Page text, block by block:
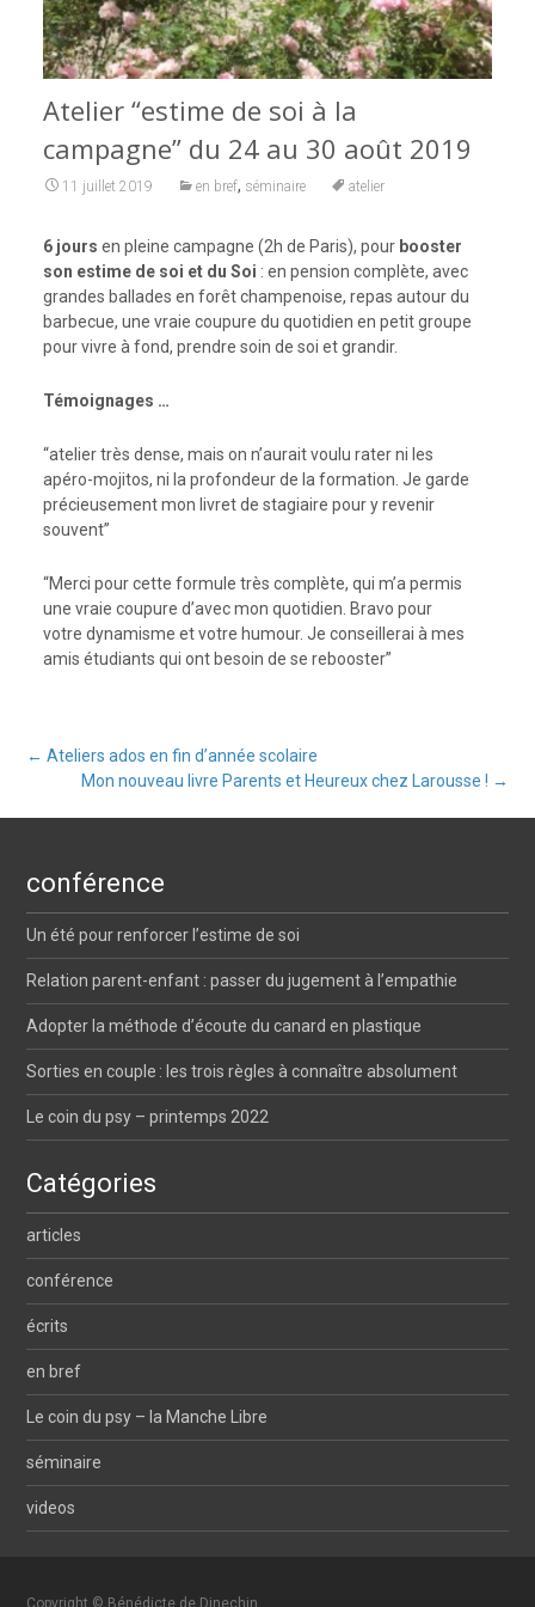
Atelier “estime de soi à la
campagne” du 24 au 30 août 2019
11 juillet 2019 en bref, séminaire atelier
6 jours en pleine campagne (2h de Paris), pour booster
son estime de soi et du Soi : en pension complète, avec
grandes ballades en forêt champenoise, repas autour du
barbecue, une vraie coupure du quotidien en petit groupe
pour vivre à fond, prendre soin de soi et grandir.
Témoignages …
“atelier très dense, mais on n’aurait voulu rater ni les
apéro-mojitos, ni la profondeur de la formation. Je garde
précieusement mon livret de stagiaire pour y revenir
souvent”
“Merci pour cette formule très complète, qui m’a permis
une vraie coupure d’avec mon quotidien. Bravo pour
votre dynamisme et votre humour. Je conseillerai à mes
amis étudiants qui ont besoin de se rebooster”
Post navigation
← Ateliers ados en fin d’année scolaire
Mon nouveau livre Parents et Heureux chez Larousse ! →
conférence
Un été pour renforcer l’estime de soi
Relation parent-enfant : passer du jugement à l’empathie
Adopter la méthode d’écoute du canard en plastique
Sorties en couple : les trois règles à connaître absolument
Le coin du psy – printemps 2022
Catégories
articles
conférence
écrits
en bref
Le coin du psy – la Manche Libre
séminaire
videos